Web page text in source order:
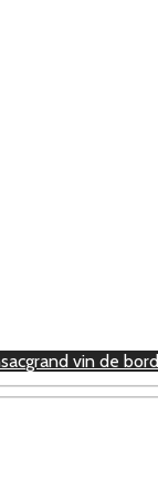
grand vin de